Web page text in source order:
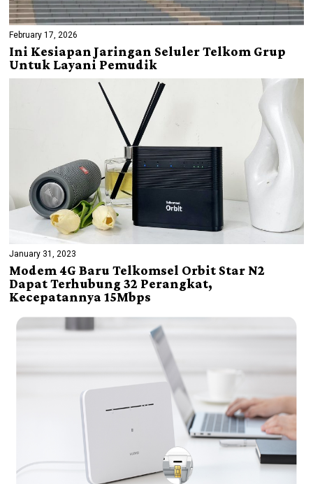
February 17, 2026
Ini Kesiapan Jaringan Seluler Telkom Grup
Untuk Layani Pemudik
January 31, 2023
Modem 4G Baru Telkomsel Orbit Star N2
Dapat Terhubung 32 Perangkat,
Kecepatannya 15Mbps